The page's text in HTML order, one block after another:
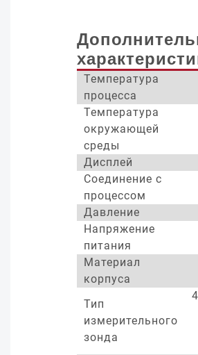
Температура
процесса
Температура
окружающей
среды
Дисплей
Соединение с
процессом
Давление
Напряжение
питания
Материал
корпуса
Тип
измерительного
зонда